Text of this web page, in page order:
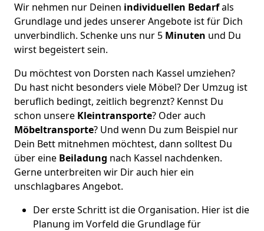
Wir nehmen nur Deinen individuellen Bedarfals
Grundlage und jedes unserer Angebote ist für Dich
unverbindlich. Schenke uns nur 5 Minuten und Du
wirst begeistert sein.
Du möchtest von Dorsten nach Kassel umziehen?
Du hast nicht besonders viele Möbel? Der Umzug ist
beruflich bedingt, zeitlich begrenzt? Kennst Du
schon unsere Kleintransporte? Oder auch
Möbeltransporte? Und wenn Du zum Beispiel nur
Dein Bett mitnehmen möchtest, dann solltest Du
über eine Beiladung nach Kassel nachdenken.
Gerne unterbreiten wir Dir auch hier ein
unschlagbares Angebot.
Der erste Schritt ist die Organisation. Hier ist die
Planung im Vorfeld die Grundlage für